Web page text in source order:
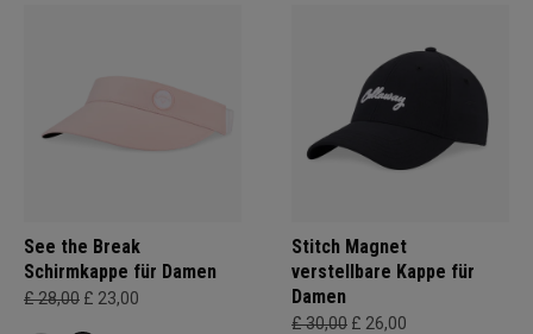
See the Break
Schirmkappe für Damen
£ 28,00 £ 23,00
Stitch Magnet
verstellbare Kappe für
Damen
£ 30,00 £ 26,00